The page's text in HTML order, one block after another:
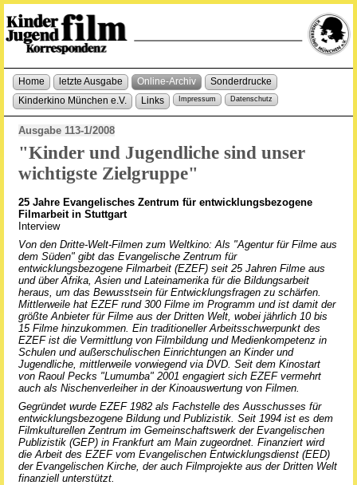
Home letzte Ausgabe Online-Archiv
Sonderdrucke
Kinderkino München e.V.
Links Impressum Datenschutz
Ausgabe 113-1/2008
"Kinder und Jugendliche sind unser
wichtigste Zielgruppe"
25 Jahre Evangelisches Zentrum für entwicklungsbezogene
Filmarbeit in Stuttgart
Interview
Von den Dritte-Welt-Filmen zum Weltkino: Als "Agentur für Filme aus
dem Süden" gibt das Evangelische Zentrum für
entwicklungsbezogene Filmarbeit (EZEF) seit 25 Jahren Filme aus
und über Afrika, Asien und Lateinamerika für die Bildungsarbeit
heraus, um das Bewusstsein für Entwicklungsfragen zu schärfen.
Mittlerweile hat EZEF rund 300 Filme im Programm und ist damit der
größte Anbieter für Filme aus der Dritten Welt, wobei jährlich 10 bis
15 Filme hinzukommen. Ein traditioneller Arbeitsschwerpunkt des
EZEF ist die Vermittlung von Filmbildung und Medienkompetenz in
Schulen und außerschulischen Einrichtungen an Kinder und
Jugendliche, mittlerweile vorwiegend via DVD. Seit dem Kinostart
von Raoul Pecks "Lumumba" 2001 engagiert sich EZEF vermehrt
auch als Nischenverleiher in der Kinoauswertung von Filmen.
Gegründet wurde EZEF 1982 als Fachstelle des Ausschusses für
entwicklungsbezogene Bildung und Publizistik. Seit 1994 ist es dem
Filmkulturellen Zentrum im Gemeinschaftswerk der Evangelischen
Publizistik (GEP) in Frankfurt am Main zugeordnet. Finanziert wird
die Arbeit des EZEF vom Evangelischen Entwicklungsdienst (EED)
der Evangelischen Kirche, der auch Filmprojekte aus der Dritten Welt
finanziell unterstützt.